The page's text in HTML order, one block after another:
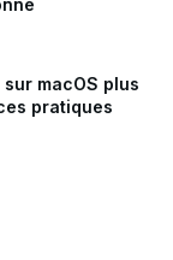
macOS plus
pratiques